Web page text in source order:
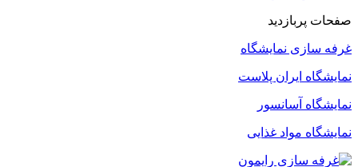
صفحات پربازدید
غرفه سازی نمایشگاه
نمایشگاه ایران پلاست
نمایشگاه آسانسور
نمایشگاه مواد غذایی